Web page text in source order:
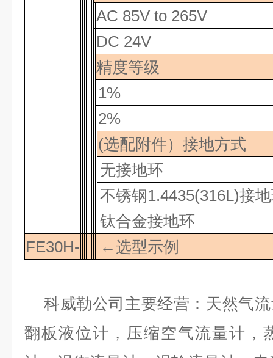
AC 85V to 265V
DC 24V
精度等级
1%
2%
(选配附件）接地方式
无接地环
不锈钢1.4435(316L)接
钛合金接地环
FE30H-
←选型示例
科威勒公司主要经营：天然气
翻板液位计，压缩空气流量计，